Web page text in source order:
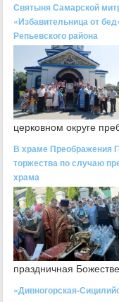
Святыня Самарской
«Избавительница от
Репьевского района
церковном округе
В храме Преображения
торжества по случаю
храма
праздничная
«Дивногорская-